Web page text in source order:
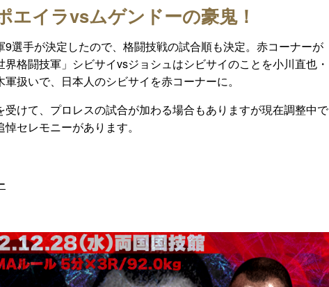
エイラvsムゲンドーの豪鬼！
選手が決定したので、格闘技戦の試合順も決定。赤コーナーが
格闘技軍」シビサイvsジョシュはシビサイのことを小川直也・
扱いで、日本人のシビサイを赤コーナーに。
けて、プロレスの試合が加わる場合もありますが現在調整中で
セレモニーがあります。